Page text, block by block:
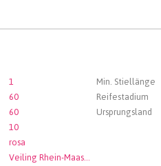
1 Min. Stiellänge
60 Reifestadium
60 Ursprungsland
10
rosa
Veiling Rhein-Maas GmbH & Co. KG